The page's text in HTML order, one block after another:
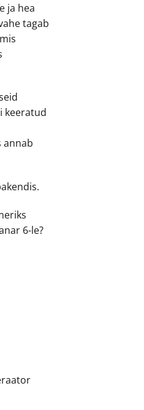
ja hea
tagab
keeratud
annab
6-le?